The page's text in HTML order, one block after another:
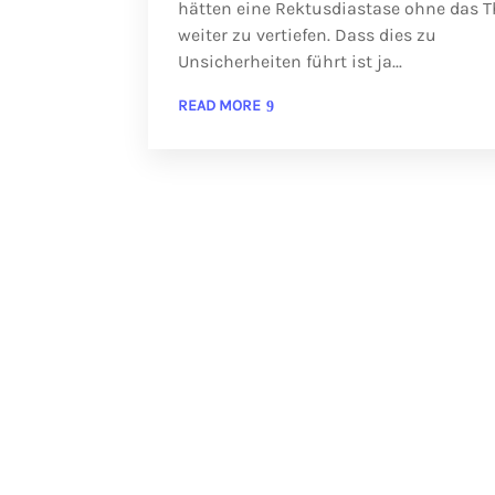
hätten eine Rektusdiastase ohne das
weiter zu vertiefen. Dass dies zu
Unsicherheiten führt ist ja...
READ MORE